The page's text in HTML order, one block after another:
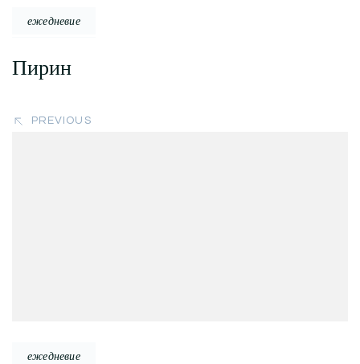
ежедневие
Пирин
PREVIOUS
ежедневие